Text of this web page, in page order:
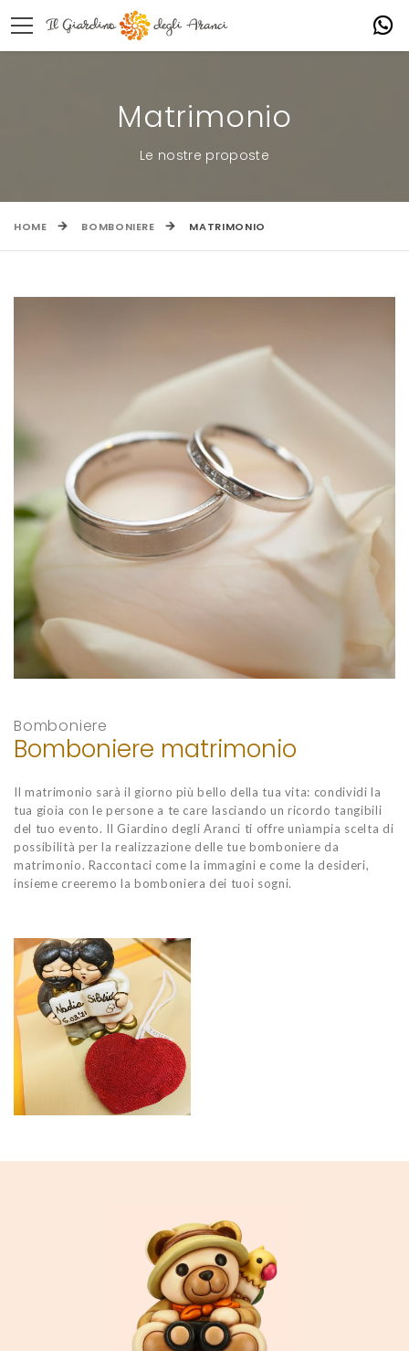
Matrimonio
Le nostre proposte
HOME BOMBONIERE MATRIMONIO
Bomboniere
Bomboniere matrimonio
Il matrimonio sarà il giorno più bello della tua vita: condividi la
tua gioia con le persone a te care lasciando un ricordo tangibili
del tuo evento. Il Giardino degli Aranci ti offre unìampia scelta di
possibilità per la realizzazione delle tue bomboniere da
matrimonio. Raccontaci come la immagini e come la desideri,
insieme creeremo la bomboniera dei tuoi sogni.